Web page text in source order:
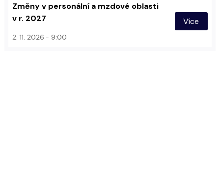
Změny v personální a mzdové oblasti
v r. 2027
2. 11. 2026 9:00
Více